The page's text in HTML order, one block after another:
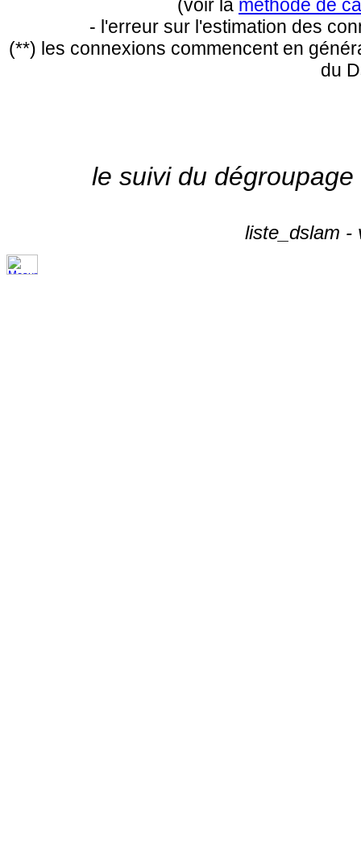
(voir la méthode de
- l'erreur sur l'estimation des
(**) les connexions commencent en
du
le suivi du
liste_dslam -